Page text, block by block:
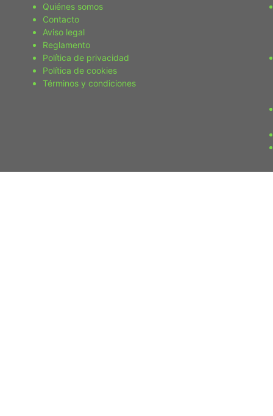
Quiénes somos
Contacto
Aviso legal
Reglamento
Política de privacidad
Política de cookies
Términos y condiciones